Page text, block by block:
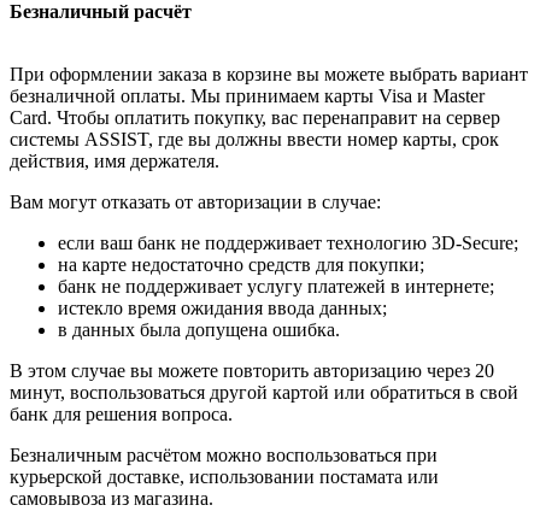
Безналичный расчёт
При оформлении заказа в корзине вы можете выбрать вариант
безналичной оплаты. Мы принимаем карты Visa и Master
Card. Чтобы оплатить покупку, вас перенаправит на сервер
системы ASSIST, где вы должны ввести номер карты, срок
действия, имя держателя.
Вам могут отказать от авторизации в случае:
если ваш банк не поддерживает технологию 3D-Secure;
на карте недостаточно средств для покупки;
банк не поддерживает услугу платежей в интернете;
истекло время ожидания ввода данных;
в данных была допущена ошибка.
В этом случае вы можете повторить авторизацию через 20
минут, воспользоваться другой картой или обратиться в свой
банк для решения вопроса.
Безналичным расчётом можно воспользоваться при
курьерской доставке, использовании постамата или
самовывоза из магазина.